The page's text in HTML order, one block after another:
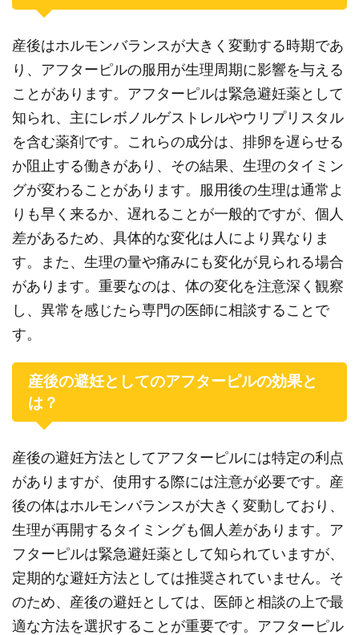
産後はホルモンバランスが大きく変動する時期であ
り、アフターピルの服用が生理周期に影響を与える
ことがあります。アフターピルは緊急避妊薬として
知られ、主にレボノルゲストレルやウリプリスタル
を含む薬剤です。これらの成分は、排卵を遅らせる
か阻止する働きがあり、その結果、生理のタイミン
グが変わることがあります。服用後の生理は通常よ
りも早く来るか、遅れることが一般的ですが、個人
差があるため、具体的な変化は人により異なりま
す。また、生理の量や痛みにも変化が見られる場合
があります。重要なのは、体の変化を注意深く観察
し、異常を感じたら専門の医師に相談することで
す。
産後の避妊としてのアフターピルの効果と
は？
産後の避妊方法としてアフターピルには特定の利点
がありますが、使用する際には注意が必要です。産
後の体はホルモンバランスが大きく変動しており、
生理が再開するタイミングも個人差があります。ア
フターピルは緊急避妊薬として知られていますが、
定期的な避妊方法としては推奨されていません。そ
のため、産後の避妊としては、医師と相談の上で最
適な方法を選択することが重要です。アフターピル